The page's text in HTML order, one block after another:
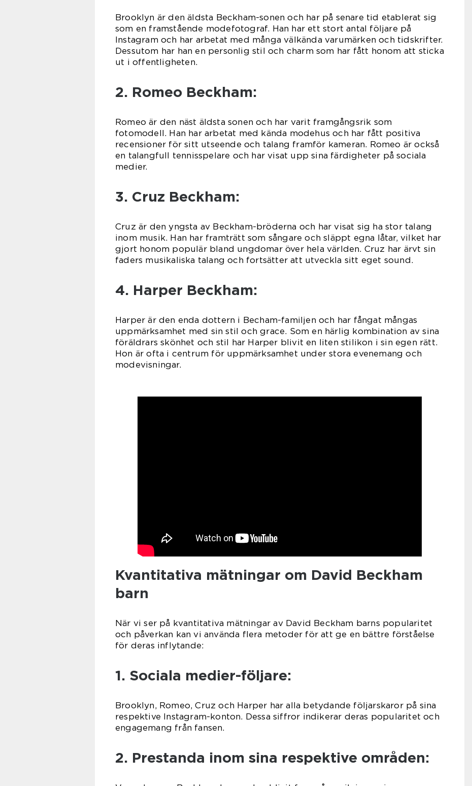
Brooklyn är den äldsta Beckham-sonen och har på senare tid etablerat sig
som en framstående modefotograf. Han har ett stort antal följare på
Instagram och har arbetat med många välkända varumärken och tidskrifter.
Dessutom har han en personlig stil och charm som har fått honom att sticka
ut i offentligheten.
2. Romeo Beckham:
Romeo är den näst äldsta sonen och har varit framgångsrik som
fotomodell. Han har arbetat med kända modehus och har fått positiva
recensioner för sitt utseende och talang framför kameran. Romeo är också
en talangfull tennisspelare och har visat upp sina färdigheter på sociala
medier.
3. Cruz Beckham:
Cruz är den yngsta av Beckham-bröderna och har visat sig ha stor talang
inom musik. Han har framträtt som sångare och släppt egna låtar, vilket har
gjort honom populär bland ungdomar över hela världen. Cruz har ärvt sin
faders musikaliska talang och fortsätter att utveckla sitt eget sound.
4. Harper Beckham:
Harper är den enda dottern i Becham-familjen och har fångat mångas
uppmärksamhet med sin stil och grace. Som en härlig kombination av sina
föräldrars skönhet och stil har Harper blivit en liten stilikon i sin egen rätt.
Hon är ofta i centrum för uppmärksamhet under stora evenemang och
modevisningar.
Kvantitativa mätningar om David Beckham
barn
När vi ser på kvantitativa mätningar av David Beckham barns popularitet
och påverkan kan vi använda flera metoder för att ge en bättre förståelse
för deras inflytande:
1. Sociala medier-följare:
Brooklyn, Romeo, Cruz och Harper har alla betydande följarskaror på sina
respektive Instagram-konton. Dessa siffror indikerar deras popularitet och
engagemang från fansen.
2. Prestanda inom sina respektive områden: